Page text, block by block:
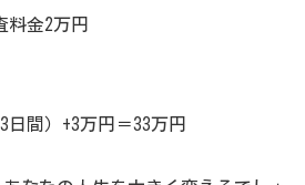
料金2万円
間）+3万円＝33万円